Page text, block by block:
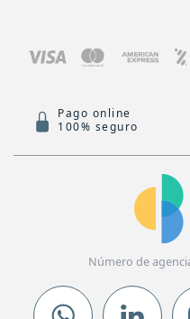
Pago online
100% seguro
Número de